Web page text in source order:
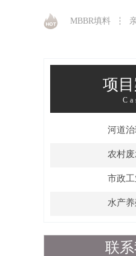
MBBR填料
项
河道治
农村废
市政工
水产养
联